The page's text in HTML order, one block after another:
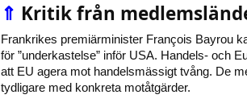
⇑ Kritik från
Frankrikes premiärminister François Bayrou
för ”underkastelse” inför USA. Handels- och
att EU agera mot handelsmässigt tvång. De
tydligare med konkreta motåtgärder.